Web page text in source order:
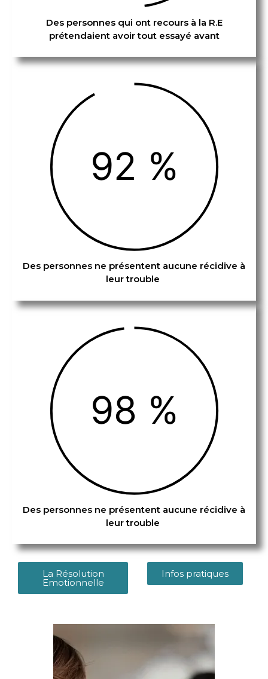
Des personnes qui ont recours à la R.E
prétendaient avoir tout essayé avant
92 %
Des personnes ne présentent aucune récidive à
leur trouble
98 %
Des personnes ne présentent aucune récidive à
leur trouble
La Résolution
Emotionnelle
Infos pratiques